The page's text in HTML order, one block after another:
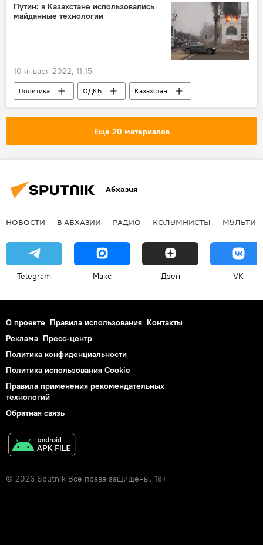
Путин: в Казахстане использовались
майданные технологии
10 января 2022, 11:15
Политика ОДКБ
Казахстан
Владимир Путин
Еще 20 материалов
Абхазия
НОВОСТИ В АБХАЗИИ РАДИО КОЛУМНИСТЫ
Telegram Макс Дзен VK
О проекте Правила использования Контакты
Реклама Пресс-центр
Политика конфиденциальности
Политика использования Cookie
Правила применения рекомендательных
технологий
Обратная связь
© 2026 Sputnik Все права защищены. 18+